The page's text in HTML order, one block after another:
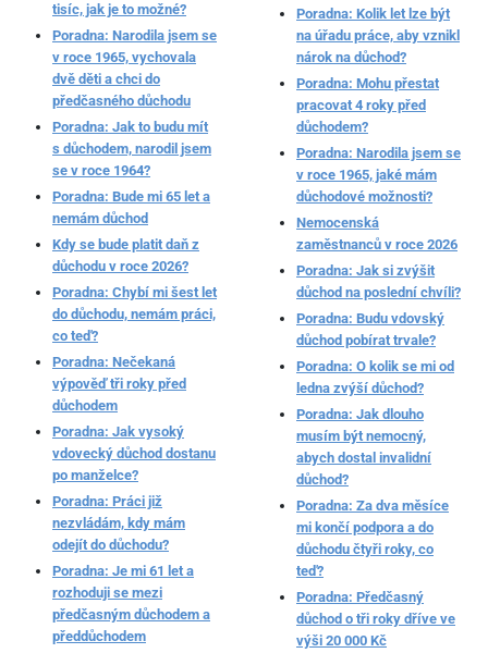
tisíc, jak je to možné?
Poradna: Narodila jsem se
v roce 1965, vychovala
dvě děti a chci do
předčasného důchodu
Poradna: Jak to budu mít
s důchodem, narodil jsem
se v roce 1964?
Poradna: Bude mi 65 let a
nemám důchod
Kdy se bude platit daň z
důchodu v roce 2026?
Poradna: Chybí mi šest let
do důchodu, nemám práci,
co teď?
Poradna: Nečekaná
výpověď tři roky před
důchodem
Poradna: Jak vysoký
vdovecký důchod dostanu
po manželce?
Poradna: Práci již
nezvládám, kdy mám
odejít do důchodu?
Poradna: Je mi 61 let a
rozhoduji se mezi
předčasným důchodem a
předdůchodem
Poradna: Kolik let lze být
na úřadu práce, aby vznikl
nárok na důchod?
Poradna: Mohu přestat
pracovat 4 roky před
důchodem?
Poradna: Narodila jsem se
v roce 1965, jaké mám
důchodové možnosti?
Nemocenská
zaměstnanců v roce 2026
Poradna: Jak si zvýšit
důchod na poslední chvíli?
Poradna: Budu vdovský
důchod pobírat trvale?
Poradna: O kolik se mi od
ledna zvýší důchod?
Poradna: Jak dlouho
musím být nemocný,
abych dostal invalidní
důchod?
Poradna: Za dva měsíce
mi končí podpora a do
důchodu čtyři roky, co
teď?
Poradna: Předčasný
důchod o tři roky dříve ve
výši 20 000 Kč